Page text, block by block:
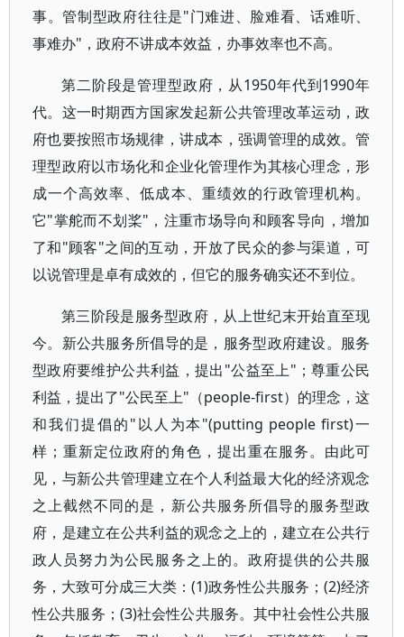
事。管制型政府往往是"门难进、脸难看、话难听、
事难办"，政府不讲成本效益，办事效率也不高。
第二阶段是管理型政府，从1950年代到1990年
代。这一时期西方国家发起新公共管理改革运动，政
府也要按照市场规律，讲成本，强调管理的成效。管
理型政府以市场化和企业化管理作为其核心理念，形
成一个高效率、低成本、重绩效的行政管理机构。
它"掌舵而不划桨"，注重市场导向和顾客导向，增加
了和"顾客"之间的互动，开放了民众的参与渠道，可
以说管理是卓有成效的，但它的服务确实还不到位。
第三阶段是服务型政府，从上世纪末开始直至现
今。新公共服务所倡导的是，服务型政府建设。服务
型政府要维护公共利益，提出"公益至上"；尊重公民
利益，提出了"公民至上"（people-first）的理念，这
和我们提倡的"以人为本"(putting people first)一
样；重新定位政府的角色，提出重在服务。由此可
见，与新公共管理建立在个人利益最大化的经济观念
之上截然不同的是，新公共服务所倡导的服务型政
府，是建立在公共利益的观念之上的，建立在公共行
政人员努力为公民服务之上的。政府提供的公共服
务，大致可分成三大类：(1)政务性公共服务；(2)经济
性公共服务；(3)社会性公共服务。其中社会性公共服